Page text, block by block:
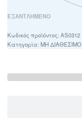
ΕΞΑΝΤΛΗΜΈΝΟ
AS0312
Κατηγορία: ΜΗ ΔΙΑΘΕΣΙΜΟ